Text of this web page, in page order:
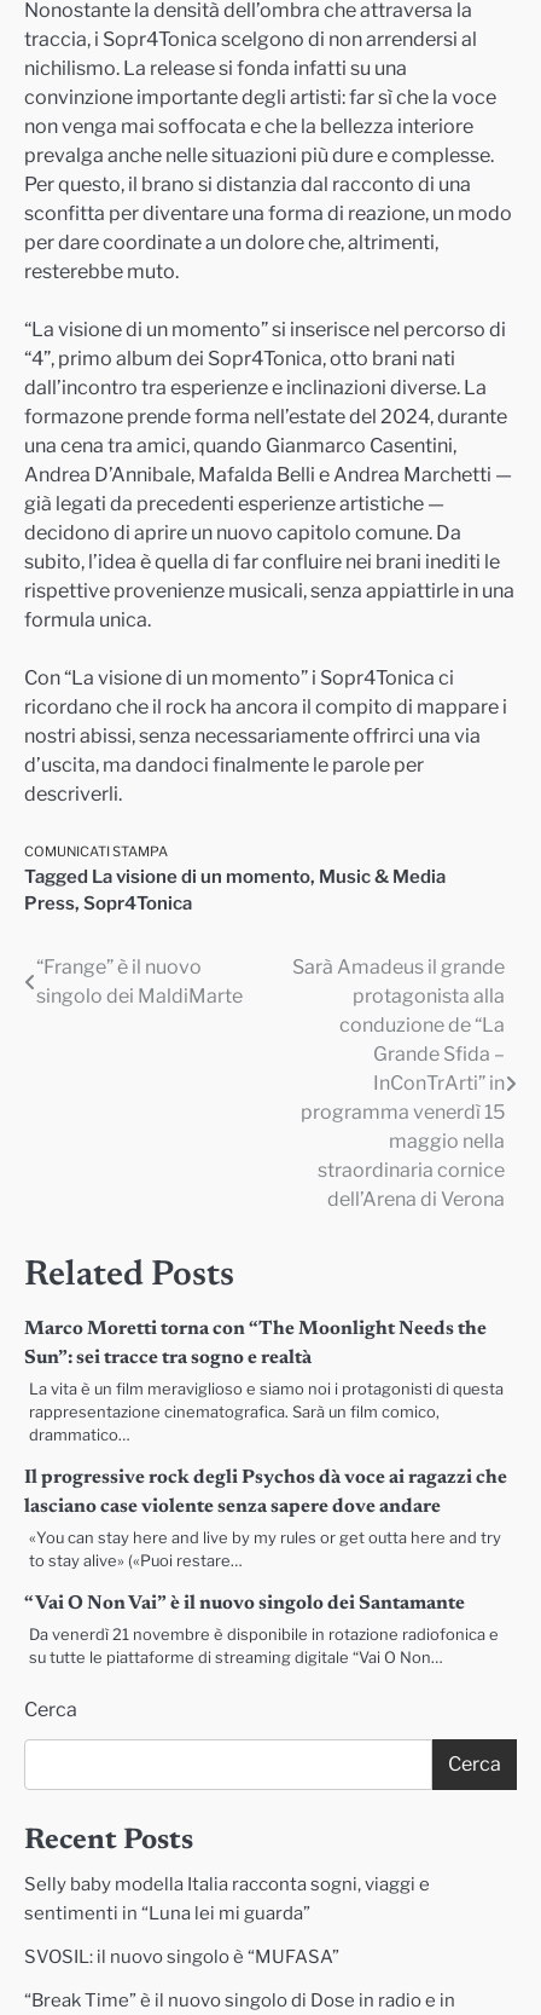
Nonostante la densità dell’ombra che attraversa la
traccia, i Sopr4Tonica scelgono di non arrendersi al
nichilismo. La release si fonda infatti su una
convinzione importante degli artisti: far sì che la voce
non venga mai soffocata e che la bellezza interiore
prevalga anche nelle situazioni più dure e complesse.
Per questo, il brano si distanzia dal racconto di una
sconfitta per diventare una forma di reazione, un modo
per dare coordinate a un dolore che, altrimenti,
resterebbe muto.
“La visione di un momento” si inserisce nel percorso di
“4”, primo album dei Sopr4Tonica, otto brani nati
dall’incontro tra esperienze e inclinazioni diverse. La
formazone prende forma nell’estate del 2024, durante
una cena tra amici, quando Gianmarco Casentini,
Andrea D’Annibale, Mafalda Belli e Andrea Marchetti —
già legati da precedenti esperienze artistiche —
decidono di aprire un nuovo capitolo comune. Da
subito, l’idea è quella di far confluire nei brani inediti le
rispettive provenienze musicali, senza appiattirle in una
formula unica.
Con “La visione di un momento” i Sopr4Tonica ci
ricordano che il rock ha ancora il compito di mappare i
nostri abissi, senza necessariamente offrirci una via
d’uscita, ma dandoci finalmente le parole per
descriverli.
COMUNICATI STAMPA
Tagged La visione di un momento, Music & Media
Press, Sopr4Tonica
Navigazione
“Frange” è il nuovo
singolo dei MaldiMarte
Sarà Amadeus il grande
protagonista alla
conduzione de “La
Grande Sfida –
InConTrArti” in
programma venerdì 15
maggio nella
straordinaria cornice
dell’Arena di Verona
Related Posts
Marco Moretti torna con “The Moonlight Needs the
Sun”: sei tracce tra sogno e realtà
La vita è un film meraviglioso e siamo noi i protagonisti di questa
rappresentazione cinematografica. Sarà un film comico,
drammatico…
Il progressive rock degli Psychos dà voce ai ragazzi che
lasciano case violente senza sapere dove andare
«You can stay here and live by my rules or get outta here and try
to stay alive» («Puoi restare…
“Vai O Non Vai” è il nuovo singolo dei Santamante
Da venerdì 21 novembre è disponibile in rotazione radiofonica e
su tutte le piattaforme di streaming digitale “Vai O Non…
Cerca
Cerca
Recent Posts
Selly baby modella Italia racconta sogni, viaggi e
sentimenti in “Luna lei mi guarda”
SVOSIL: il nuovo singolo è “MUFASA”
“Break Time” è il nuovo singolo di Dose in radio e in